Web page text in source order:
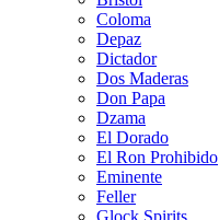
Coloma
Depaz
Dictador
Dos Maderas
Don Papa
Dzama
El Dorado
El Ron Prohibido
Eminente
Feller
Glock Spirits